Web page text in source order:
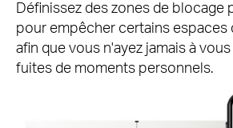
Définissez des zones de blocage
pour empêcher certains espaces
afin que vous n'ayez jamais à
fuites de moments personnels.